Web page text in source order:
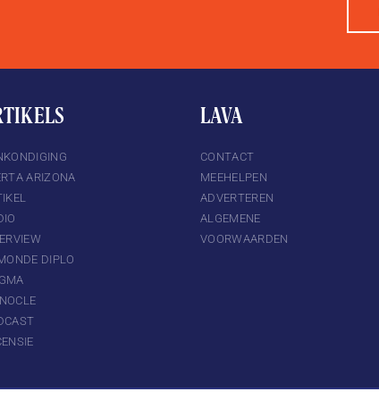
ARIZONA
DIPLO
LAVA
CONTACT
MEEHELPEN
ADVERTEREN
ALGEMENE
VOORWAARDEN